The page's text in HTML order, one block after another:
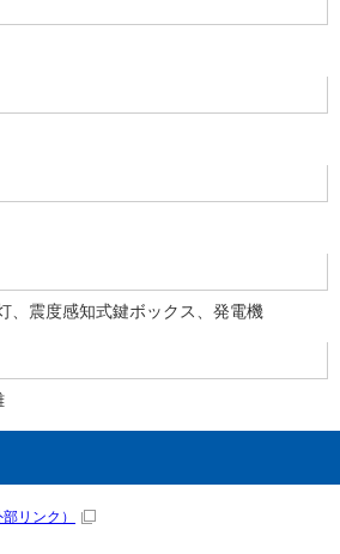
、震度感知式鍵ボックス、発電機
部リンク）